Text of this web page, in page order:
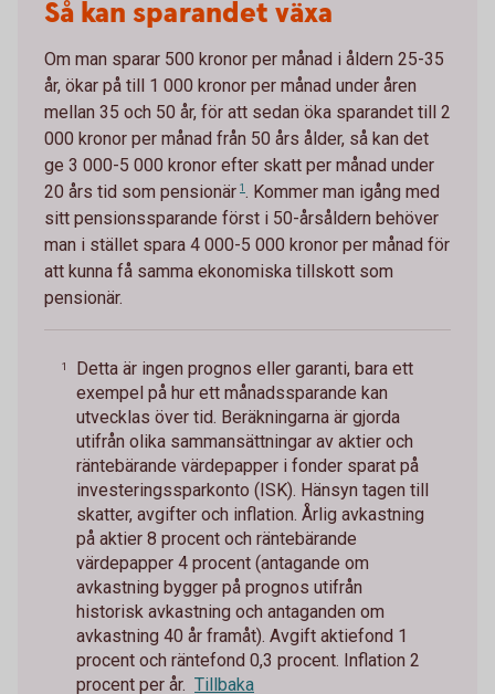
Så kan sparandet växa
Om man sparar 500 kronor per månad i åldern 25-35
år, ökar på till 1 000 kronor per månad under åren
mellan 35 och 50 år, för att sedan öka sparandet till 2
000 kronor per månad från 50 års ålder, så kan det
ge 3 000-5 000 kronor efter skatt per månad under
20 års tid som pensionär 1. Kommer man igång med
sitt pensionssparande först i 50-årsåldern behöver
man i stället spara 4 000-5 000 kronor per månad för
att kunna få samma ekonomiska tillskott som
pensionär.
1
Detta är ingen prognos eller garanti, bara ett
exempel på hur ett månadssparande kan
utvecklas över tid. Beräkningarna är gjorda
utifrån olika sammansättningar av aktier och
räntebärande värdepapper i fonder sparat på
investeringssparkonto (ISK). Hänsyn tagen till
skatter, avgifter och inflation. Årlig avkastning
på aktier 8 procent och räntebärande
värdepapper 4 procent (antagande om
avkastning bygger på prognos utifrån
historisk avkastning och antaganden om
avkastning 40 år framåt). Avgift aktiefond 1
procent och räntefond 0,3 procent. Inflation 2
procent per år. Tillbaka